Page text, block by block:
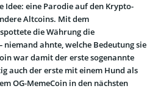
Idee: eine Parodie auf den Krypto-
Altcoins. Mit dem
die Währung die
niemand ahnte, welche Bedeutung sie
war damit der erste sogenannte
auch der erste mit einem Hund als
OG-MemeCoin in den nächsten